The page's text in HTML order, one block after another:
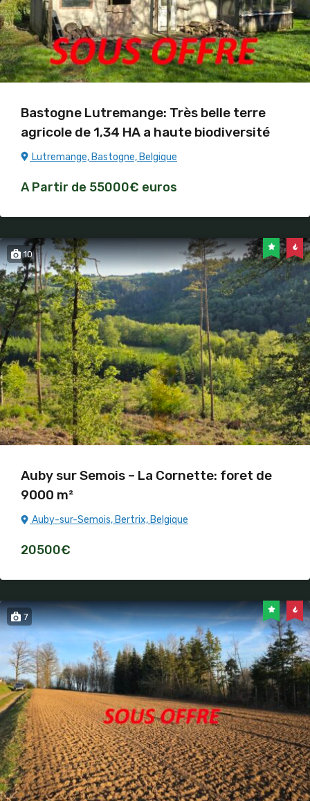
Bastogne Lutremange: Très belle terre
agricole de 1,34 HA a haute biodiversité
Lutremange, Bastogne, Belgique
A Partir de 55000€ euros
10
Auby sur Semois – La Cornette: foret de
9000 m²
Auby-sur-Semois, Bertrix, Belgique
20500€
7